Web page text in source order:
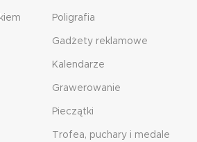
Poligrafia
Gadżety reklamowe
Kalendarze
Grawerowanie
Pieczątki
Trofea, puchary i medale